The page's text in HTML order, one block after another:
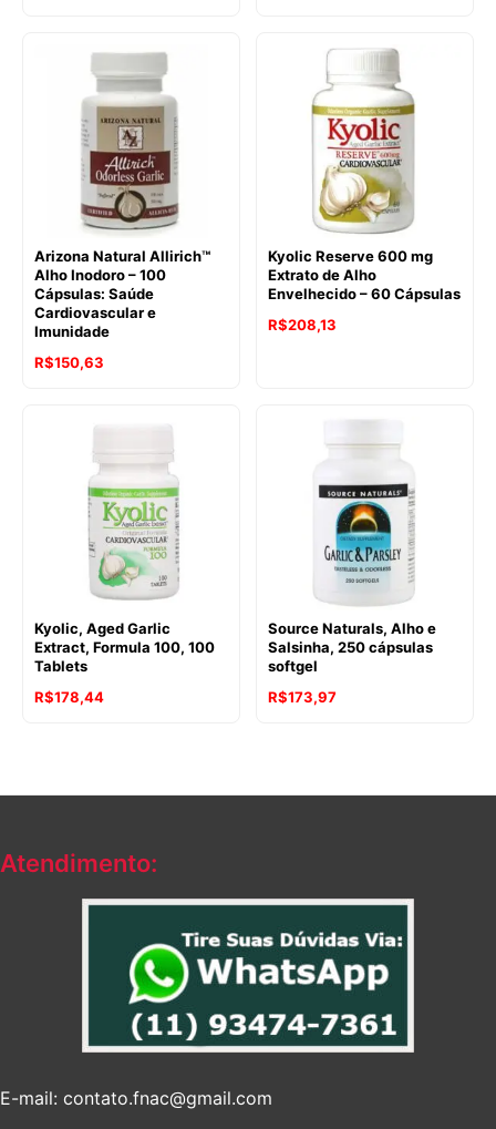
Arizona Natural Allirich™
Alho Inodoro – 100
Cápsulas: Saúde
Cardiovascular e
Imunidade
R$150,63
Kyolic Reserve 600 mg
Extrato de Alho
Envelhecido – 60 Cápsulas
R$208,13
Kyolic, Aged Garlic
Extract, Formula 100, 100
Tablets
R$178,44
Source Naturals, Alho e
Salsinha, 250 cápsulas
softgel
R$173,97
Atendimento:
E-mail: contato.fnac@gmail.com